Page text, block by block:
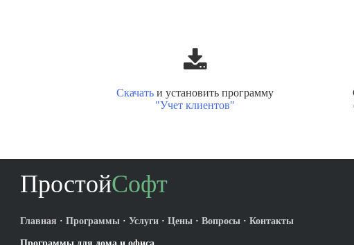
Скачать и установить программу
"Учет клиентов"
ПростойСофт
Главная · Программы · Услуги · Цены · Вопросы · Контакты